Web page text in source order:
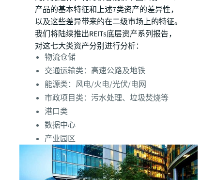
产品的基本特征和上述7类资产的差异性，
以及这些差异带来的在二级市场上的特征。
我们将陆续推出REITs底层资产系列报告，
对这七大类资产分别进行分析：
物流仓储
交通运输类：高速公路及地铁
能源类：风电/火电/光伏/电网
市政项目类：污水处理、垃圾焚烧等
港口类
数据中心
产业园区